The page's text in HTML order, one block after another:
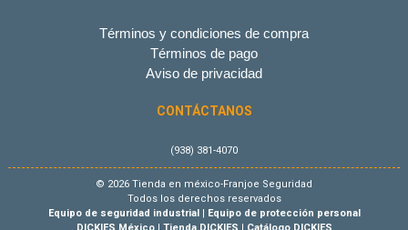
Términos y condiciones de compra
Términos de pago
Aviso de privacidad
CONTÁCTANOS
(938) 381-4070
© 2026 Tienda en méxico-Franjoe Seguridad
Todos los derechos reservados
Equipo de seguridad industrial
Equipo de protección personal